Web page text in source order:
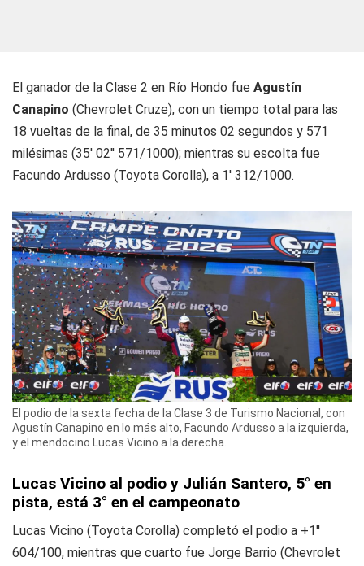
El ganador de la Clase 2 en Río Hondo fue Agustín
Canapino (Chevrolet Cruze), con un tiempo total para las
18 vueltas de la final, de 35 minutos 02 segundos y 571
milésimas (35' 02'' 571/1000); mientras su escolta fue
Facundo Ardusso (Toyota Corolla), a 1' 312/1000.
El podio de la sexta fecha de la Clase 3 de Turismo Nacional, con
Agustín Canapino en lo más alto, Facundo Ardusso a la izquierda,
y el mendocino Lucas Vicino a la derecha.
Lucas Vicino al podio y Julián Santero, 5° en
pista, está 3° en el campeonato
Lucas Vicino (Toyota Corolla) completó el podio a +1''
604/100, mientras que cuarto fue Jorge Barrio (Chevrolet